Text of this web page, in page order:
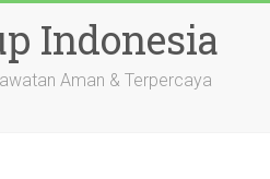
Indonesia
Aman & Terpercaya